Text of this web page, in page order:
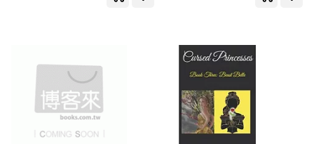
Keith/ Waldrop(1)
Kirk(1)